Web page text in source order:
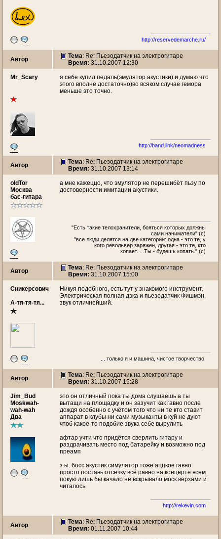
http://reservedemarche.ru/
Автор Тема: Re: Пьезодатчик на электрогитаре
Время: 31.10.2007 12:30
Mr_Scary
я себе купил педаль(эмулятор акустики) и думаю что
этого вполне достаточно)во всяком случае гемора
меньше это точно.
http://band.link/neomadness
Автор Тема: Re: Пьезодатчик на электрогитаре
Время: 31.10.2007 13:14
oldTor
Москва
бас-гитара
а мне кажеццо, что эмулятор не перешибёт пьзу по
достоверности имитации акустики.
"Есть такие телохранители, бояться которых должны
сами наниматели" (с)
"все люди делятся на две категории: одна - это те, у
кого револьвер заряжен, другая - это те, кто
копает.....Ты - будешь копать." (с)
Автор Тема: Re: Пьезодатчик на электрогитаре
Время: 31.10.2007 15:00
Сникерсович
А-тя-тя-тя...
Никуя подобного, есть тут у знакомого инструмент.
Электрическая полная дэка и пьезодатчик Фишмэн,
звук отличнейший.
... только я и машина, чистое творчество.
Автор Тема: Re: Пьезодатчик на электрогитаре
Время: 31.10.2007 15:28
Jim_Bud
Moskwah-
wah-wah
Два
это он отличный пока ты дома слушаешь а ты
вытащи на площадку и он зазучит как гавно после
дождя особенно с учётом того что ни те кто ставит
аппарат в клубы ни сами музыканты в куй не дуют
чтоб какое-то подобие звука себе вырулить
афтар учти что придётся сверлить гитару и
раздрачивать место под батарейку и возможно под
преамп
з.ы. босс акустик симулятор тоже аццкое гавно
просто поставь отсечку всё равно на концерте всем
покую лишь бы качало не вскрывало моск верхами и
читалось
http://rekevin.com
Автор Тема: Re: Пьезодатчик на электрогитаре
Время: 01.11.2007 10:44